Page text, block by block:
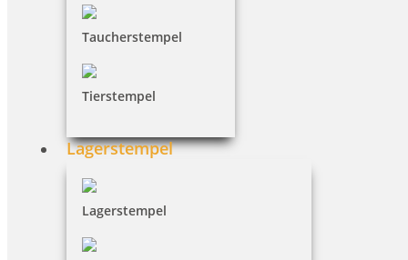
Taucherstempel
Tierstempel
Lagerstempel
Lagerstempel